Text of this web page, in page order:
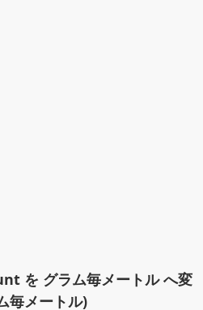
を グラム毎メートル へ変
毎メートル)